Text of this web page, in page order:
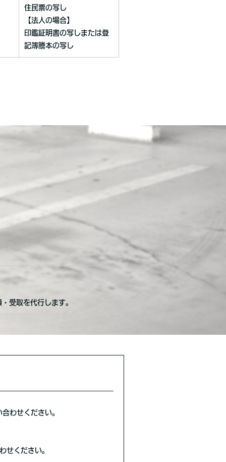
住民票の写し
【法人の場合】
印鑑証明書の写しまたは登
記簿謄本の写し
受取を代行します。
わせください。
せください。